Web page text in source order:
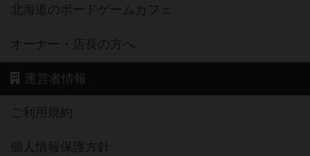
北海道のボードゲームカフェ
オーナー・店長の方へ
運営者情報
ご利用規約
個人情報保護方針